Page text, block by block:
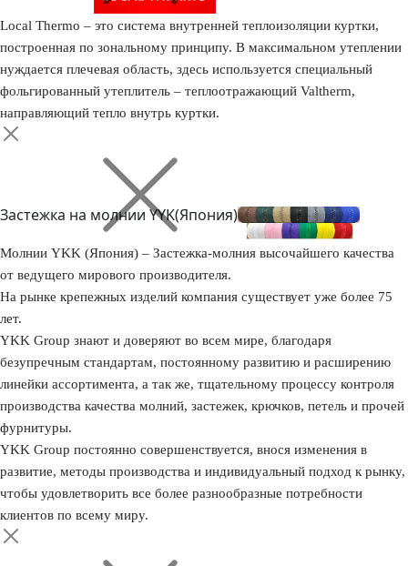
Local Thermo – это система внутренней теплоизоляции куртки,
построенная по зональному принципу. В максимальном утеплении
нуждается плечевая область, здесь используется специальный
фольгированный утеплитель – теплоотражающий Valtherm,
направляющий тепло внутрь куртки.
Застежка на молнии YYK(Япония)
Молнии YKK (Япония) – Застежка-молния высочайшего качества
от ведущего мирового производителя.
На рынке крепежных изделий компания существует уже более 75
лет.
YKK Group знают и доверяют во всем мире, благодаря
безупречным стандартам, постоянному развитию и расширению
линейки ассортимента, а так же, тщательному процессу контроля
производства качества молний, застежек, крючков, петель и прочей
фурнитуры.
YKK Group постоянно совершенствуется, внося изменения в
развитие, методы производства и индивидуальный подход к рынку,
чтобы удовлетворить все более разнообразные потребности
клиентов по всему миру.